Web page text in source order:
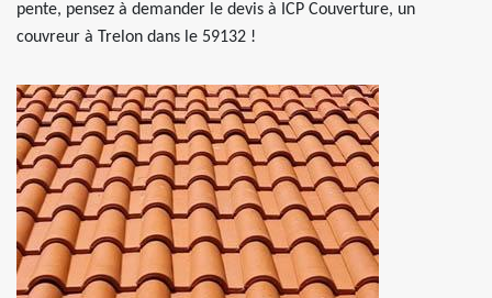
pente, pensez à demander le devis à ICP Couverture, un
couvreur à Trelon dans le 59132 !